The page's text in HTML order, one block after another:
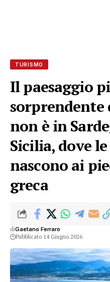
TURISMO
Il paesaggio
sorprendente
non è in
Sicilia, dove
nascono ai
greca
diGaetano Ferraro
Pubblicato 14 Giugno 2026